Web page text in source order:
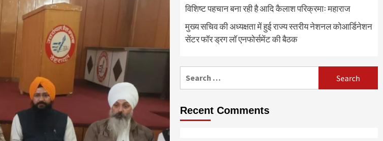
विशिष्ट पहचान बना रही है आदि कैलाश परिक्रमाः महाराज
मुख्य सचिव की अध्यक्षता में हुई राज्य स्तरीय नेशनल कोआर्डिनेशन
सेंटर फॉर ड्रग लॉ एनफोर्समेंट की बैठक
Recent Comments